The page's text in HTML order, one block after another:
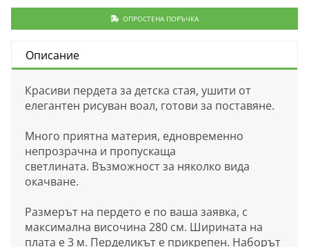
ОПРОСТЕНА ПОРЪЧКА
Описание
Красиви пердета за детска стая, ушити от
елегантен рисуван воал, готови за поставяне.
Много приятна материя, едновременно
непрозрачна и пропускаща
светлината. Възможност за няколко вида
окачване.
Размерът на пердето е по ваша заявка, с
максимална височина 280 см. Ширината на
плата е 3 м. Перделикът е прикрепен. Наборът